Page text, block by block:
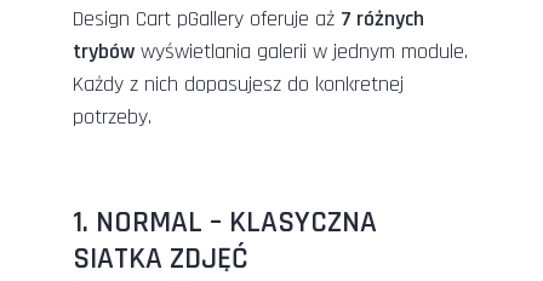
Design Cart pGallery oferuje aż 7 różnych
trybów wyświetlania galerii w jednym module.
Każdy z nich dopasujesz do konkretnej
potrzeby.
1. NORMAL – KLASYCZNA
SIATKA ZDJĘĆ